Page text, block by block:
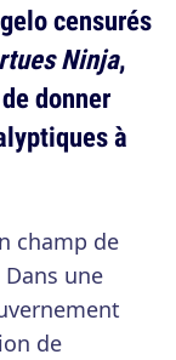
censurés
Ninja,
donner
à
champ de
une
de